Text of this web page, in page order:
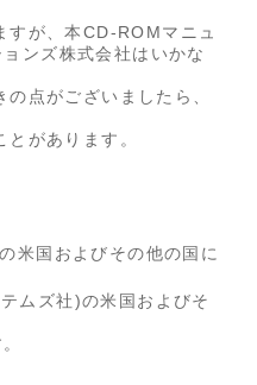
が、本CD-ROMマニュ
ンズ株式会社はいかな
点がございましたら、
があります。
国およびその他の国に
ムズ社)の米国およびそ